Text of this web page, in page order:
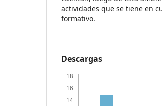
actividades que se tiene en
formativo.
Descargas